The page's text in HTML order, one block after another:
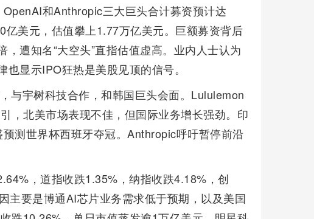
和Anthropic三大巨头合计募资预计达
美元，估值攀上1.77万亿美元。巨额募资背后
遭知名“大空头”直指估值虚高。业内人士认为
显示IPO狂热是美股见顶的信号。
与宇树科技合作，和韩国巨头会面。Lululemon
，北美市场表现不佳，但国际业务增长强劲。印
测世界杯西班牙夺冠。Anthropic呼吁暂停前沿
，道指收跌1.35%，纳指收跌4.18%，创
主要是博通AI芯片业务需求低于预期，以及美国